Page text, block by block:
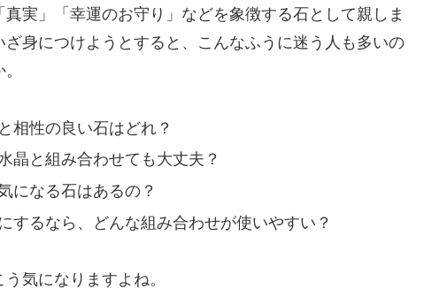
実」「幸運のお守り」などを象徴する石として親しま
身につけようとすると、こんなふうに迷う人も多いの
相性の良い石はどれ？
晶と組み合わせても大丈夫？
になる石はあるの？
するなら、どんな組み合わせが使いやすい？
気になりますよね。